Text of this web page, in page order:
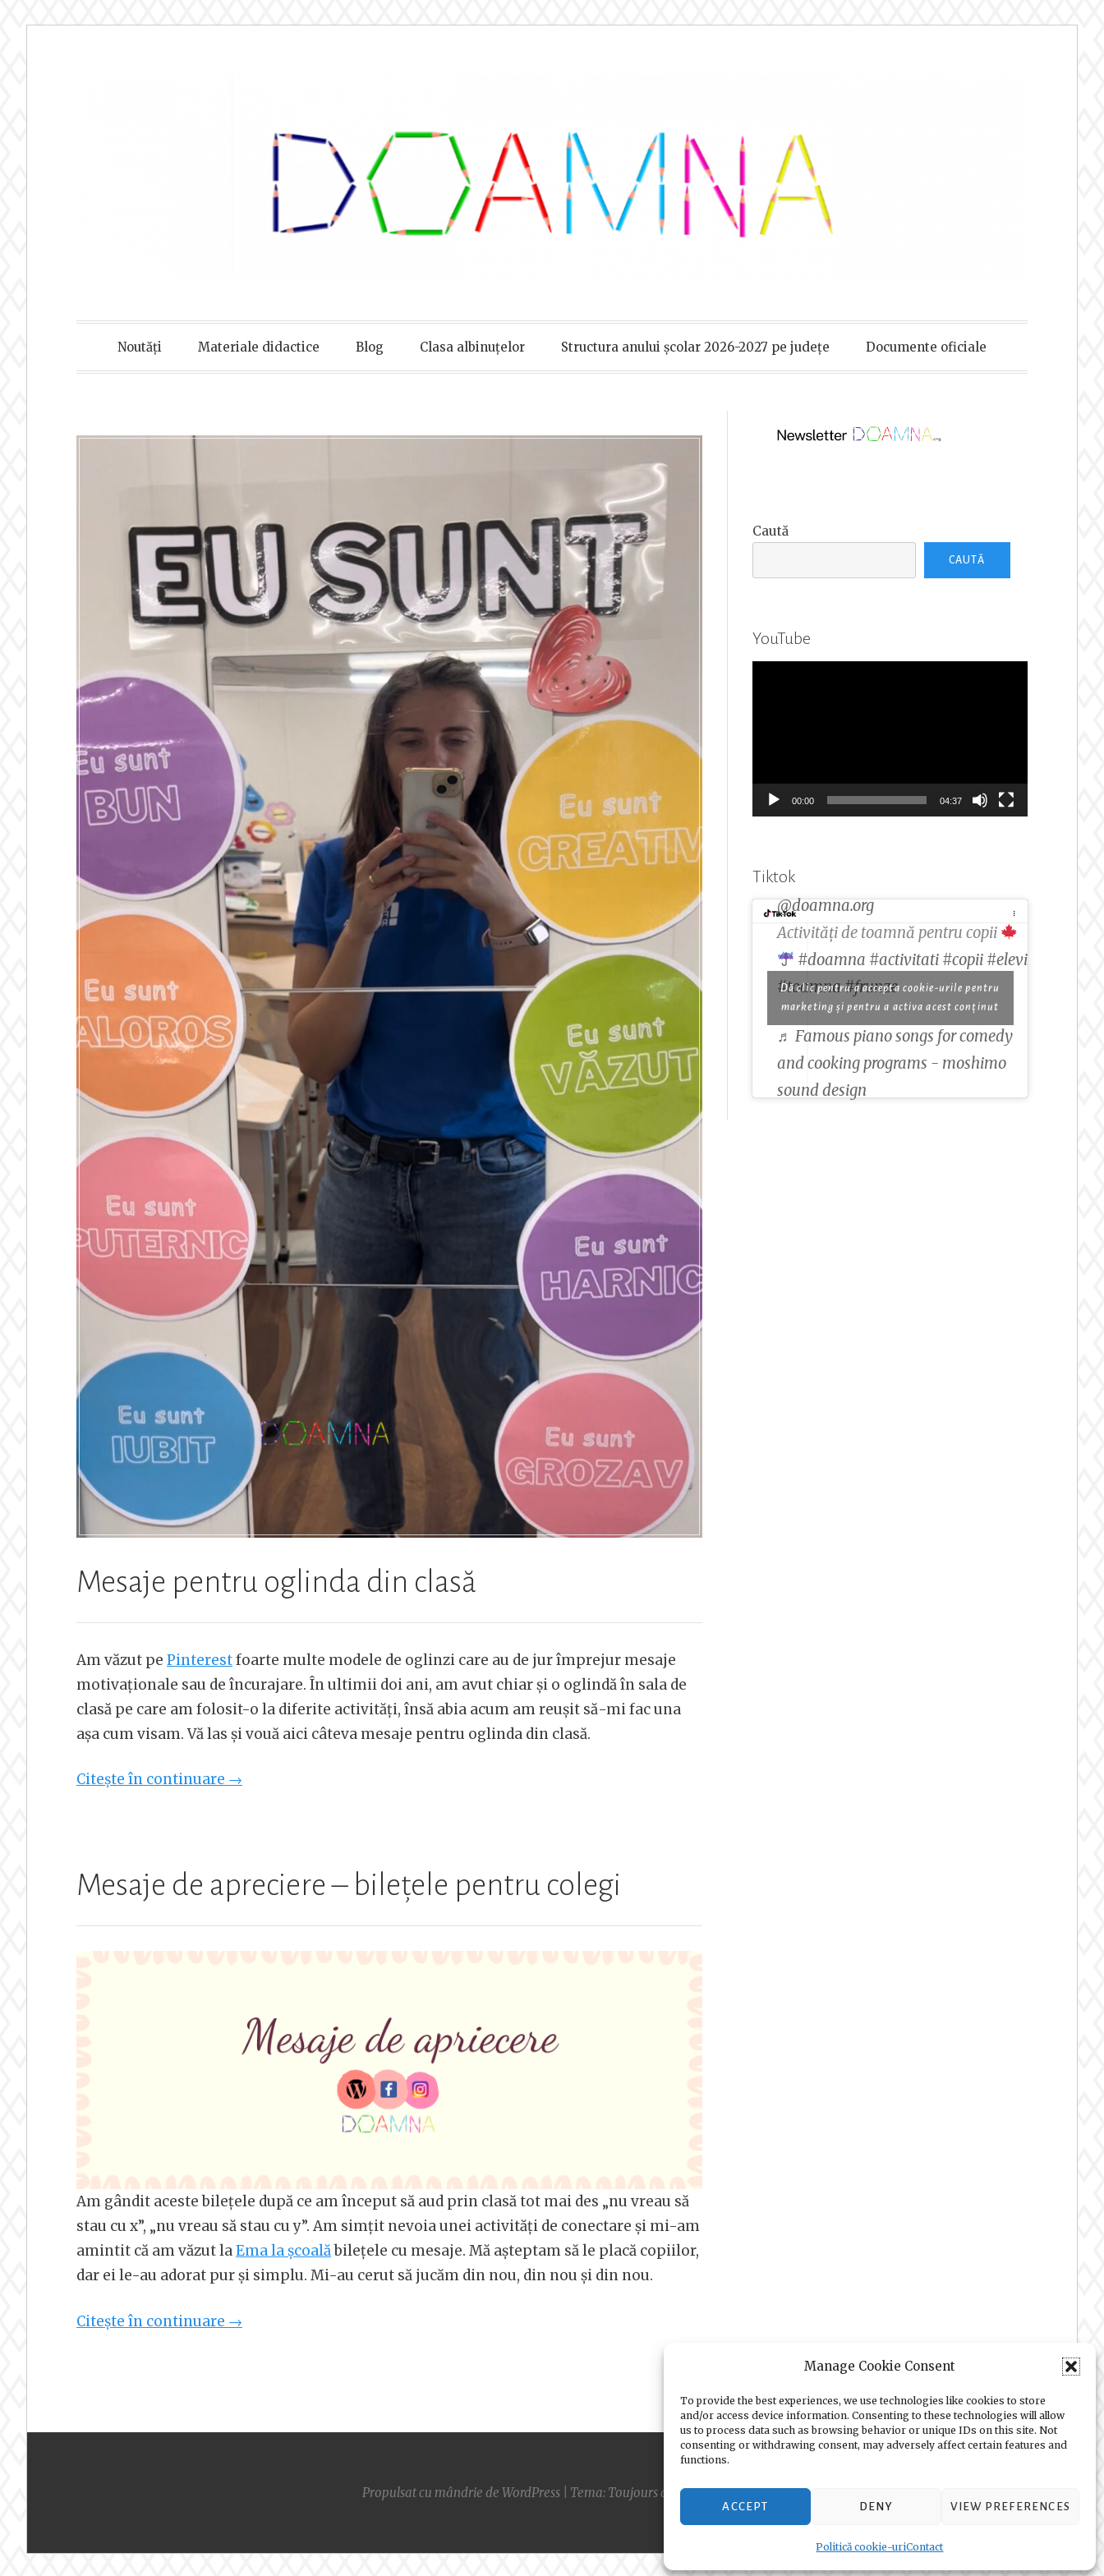
Manage Cookie Consent
To provide the best experiences, we use technologies like cookies to store
and/or access device information. Consenting to these technologies will allow
us to process data such as browsing behavior or unique IDs on this site. Not
consenting or withdrawing consent, may adversely affect certain features and
functions.
ACCEPT DENY VIEW PREFERENCES
Politică cookie-uriContact
DOAMNA
Noutăți Materiale didactice Blog Clasa albinuțelor Structura anului școlar 2026-2027 pe județe Documente oficiale
Mesaje pentru oglinda din clasă
Am văzut pe Pinterestfoarte multe modele de oglinzi care au de jur împrejur mesaje
motivaționale sau de încurajare. În ultimii doi ani, am avut chiar și o oglindă în sala de
clasă pe care am folosit-o la diferite activități, însă abia acum am reușit să-mi fac una
așa cum visam. Vă las și vouă aici câteva mesaje pentru oglinda din clasă.
Citește în continuare „Mesaje
clasă”
→
Mesaje de apreciere – bilețele pentru colegi
Am gândit aceste bilețele după ce am început să aud prin clasă tot mai des „nu vreau să
stau cu x”, „nu vreau să stau cu y”. Am simțit nevoia unei activități de conectare și mi-am
amintit că am văzut laEma la școalăbilețele cu mesaje. Mă așteptam să le placă copiilor,
dar ei le-au adorat pur și simplu. Mi-au cerut să jucăm din nou, din nou și din nou.
Citește în continuare „Mesaje
→
Caută
CAUTĂ
YouTube
00:00 04:37
Tiktok
@doamna.org
Activități de toamnă pentru copii
#doamna #activitati #copii #elevi
#toamna#frunze
♬ Famous piano songs for comedy
and cooking programs - moshimo
sound design
Dă clic pentru a accepta cookie-urile pentru
marketing și pentru a activa acest conținut
Propulsat cu mândrie de WordPress Tema: Toujours de Automattic.